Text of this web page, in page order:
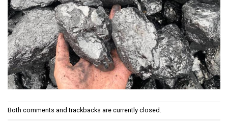
Both comments and trackbacks are currently closed.